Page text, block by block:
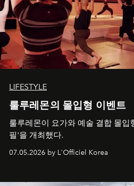
LIFESTYLE
룰루레몬의 몰입형 이벤트
룰루레몬이 요가와 예술 결합 몰입
필'을 개최했다.
07.05.2026 by L'Officiel Korea